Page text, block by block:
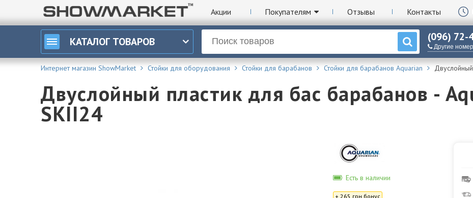
Акции Покупателям Отзывы Контакты
КАТАЛОГ ТОВАРОВ (096) 72-
Другие
Интернет магазин ShowMarket Стойки для оборудования Стойки для барабанов Стойки для барабанов Aquarian
Двуслойный пластик для бас барабанов -
SKII24
Есть в наличии
+ 265 грн бонус